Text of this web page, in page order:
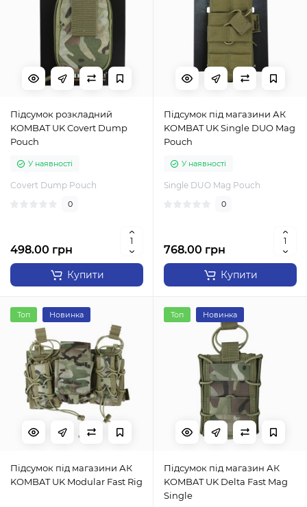
Підсумок розкладний
KOMBAT UK Covert Dump
Pouch
У наявності
Covert Dump Pouch
0
498.00 грн
Купити
Підсумок під магазини АК
KOMBAT UK Single DUO Mag
Pouch
У наявності
Single DUO Mag Pouch
0
768.00 грн
Купити
Топ Новинка
Підсумок під магазини АК
KOMBAT UK Modular Fast Rig
Топ Новинка
Підсумок під магазин АК
KOMBAT UK Delta Fast Mag
Single